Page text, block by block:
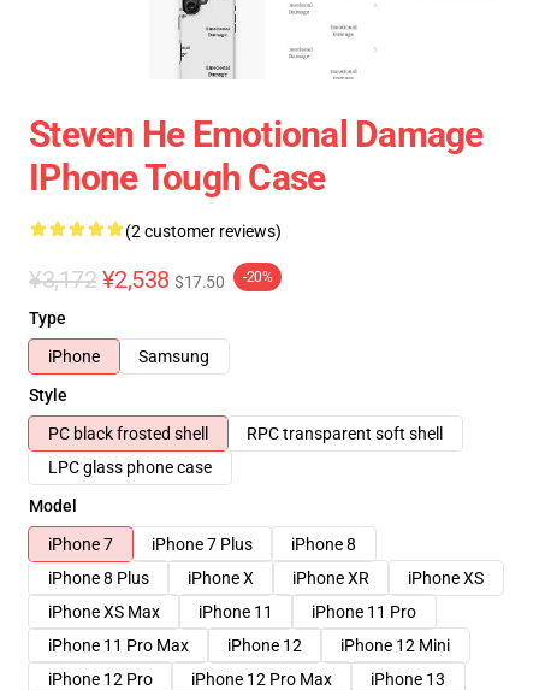
Steven He Emotional Damage
IPhone Tough Case
(2 customer reviews)
¥3,172 ¥2,538 $17.50 -20%
Type
iPhone
Samsung
Style
PC black frosted shell
RPC transparent soft shell
LPC glass phone case
Model
iPhone 7
iPhone 7 Plus
iPhone 8
iPhone 8 Plus
iPhone X iPhone XR
iPhone XS
iPhone XS Max
iPhone 11
iPhone 11 Pro
iPhone 11 Pro Max
iPhone 12
iPhone 12 Mini
iPhone 12 Pro
iPhone 12 Pro Max
iPhone 13